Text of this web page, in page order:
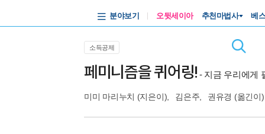
분야보기 오뒷세이아 추천마법사 베
소득공제
페미니즘을 퀴어링! - 지금 우리에게
미미 마리누치 (지은이), 김은주 권유경 (옮긴이)